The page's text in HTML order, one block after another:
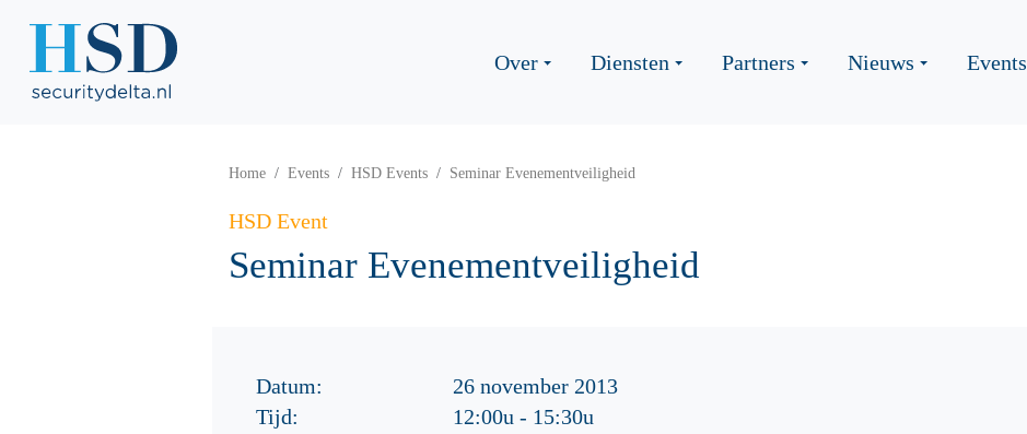
Over Diensten Partners Nieuws Events
Home Events HSD Events Seminar Evenementveiligheid
HSD Event
Seminar Evenementveiligheid
Datum:
26 november 2013
Tijd:
12:00u - 15:30u